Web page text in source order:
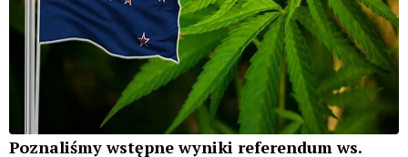
Poznaliśmy wstępne wyniki referendum ws.